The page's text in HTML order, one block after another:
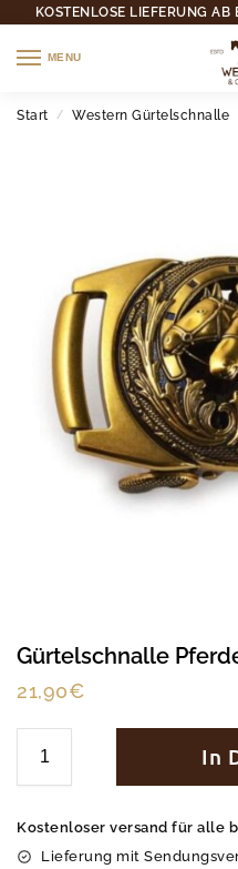
KOSTENLOSE LIEFERUNG
MENU
Start / Western Gürtelschnalle
Gürtelschnalle
21,90€
In
Kostenloser versand für alle
Lieferung mit